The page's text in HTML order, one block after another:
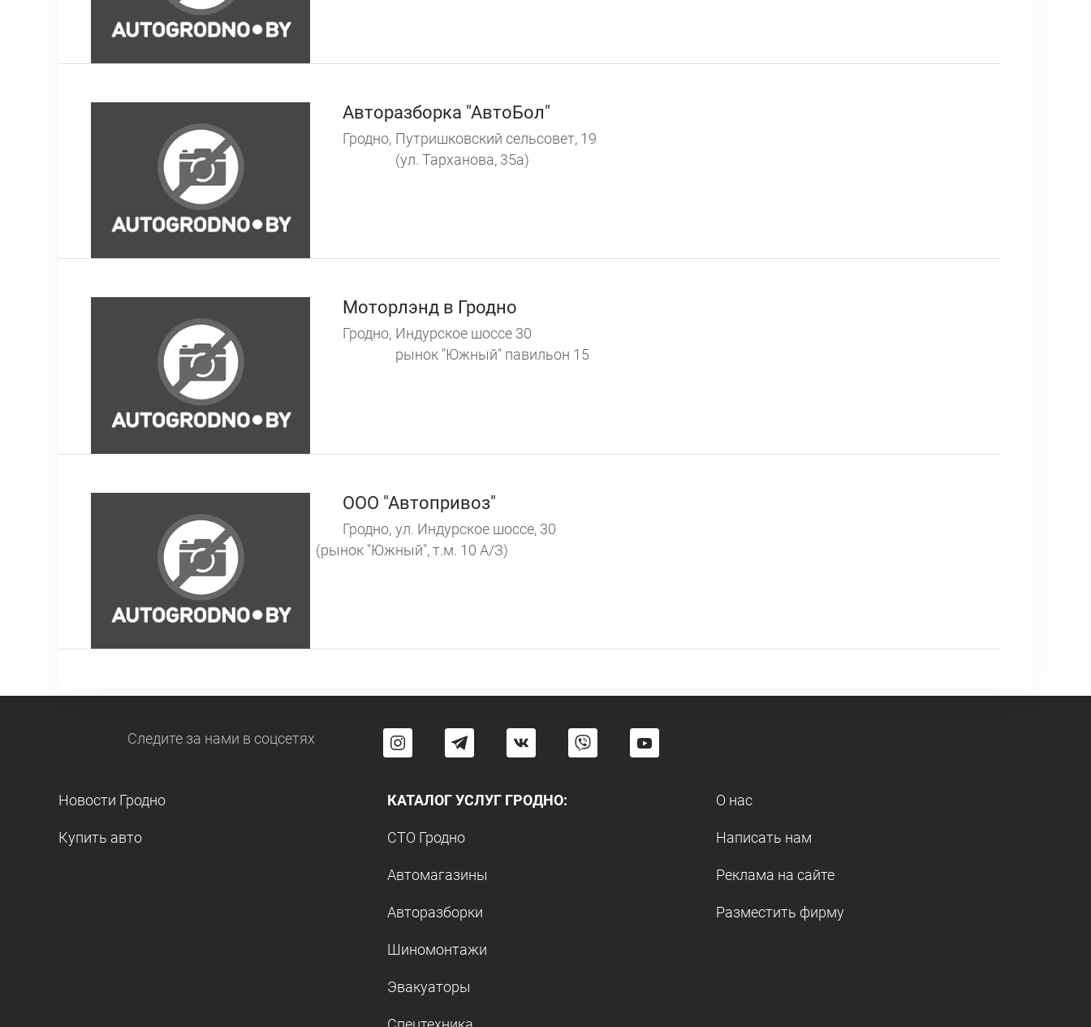
Авторазборка "АвтоБол"
Гродно, Путришковский сельсовет, 19
(ул. Тарханова, 35а)
Моторлэнд в Гродно
Гродно, Индурское шоссе 30
рынок "Южный" павильон 15
ООО "Автопривоз"
Гродно, ул. Индурское шоссе, 30
(рынок "Южный", т.м. 10 А/З)
Следите за нами в соцсетях
Новости Гродно
Купить авто
КАТАЛОГ УСЛУГ ГРОДНО:
СТО Гродно
Автомагазины
Авторазборки
Шиномонтажи
Эвакуаторы
О нас
Написать нам
Реклама на сайте
Разместить фирму